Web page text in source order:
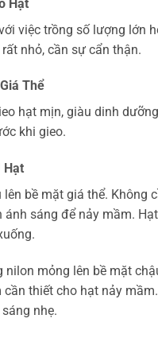
Hạt
việc trồng số lượng lớn
nhỏ, cần sự cẩn thận.
Thể
hạt mịn, giàu dinh
khi gieo.
Hạt
lên bề mặt giá thể. Không
ánh sáng để nảy mầm.
nilon mỏng lên bề mặt
thiết cho hạt nảy
nhẹ.